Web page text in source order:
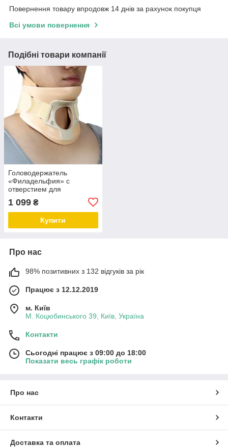
Повернення товару впродовж 14 днів за рахунок покупця
Всі умови повернення
Подібні товари компанії
Головодержатель
«Филадельфия» с
отверстием для
трахеостомы - Doctor Life
СС-06
1 099 ₴
Купити
Про нас
98% позитивних з 132 відгуків за рік
Працює з 12.12.2019
м. Київ
М. Коцюбинського 39, Київ, Україна
Контакти
Сьогодні працює з 09:00 до 18:00
Показати весь графік роботи
Про нас
Контакти
Доставка та оплата